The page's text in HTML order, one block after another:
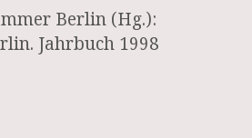
Berlin (Hg.):
Jahrbuch 1998